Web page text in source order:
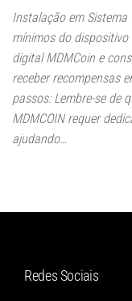
Instalação em Sistema
mínimos do
digital MDMCoin e
receber recompensas
passos: Lembre-se de
MDMCOIN requer
ajudando…
Redes Sociais